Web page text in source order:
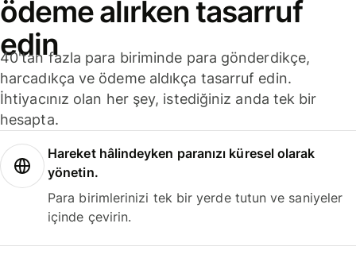
ödeme alırken tasarruf
edin
40'tan fazla para biriminde para gönderdikçe,
harcadıkça ve ödeme aldıkça tasarruf edin.
İhtiyacınız olan her şey, istediğiniz anda tek bir
hesapta.
Hareket hâlindeyken paranızı küresel olarak
yönetin.
Para birimlerinizi tek bir yerde tutun ve saniyeler
içinde çevirin.